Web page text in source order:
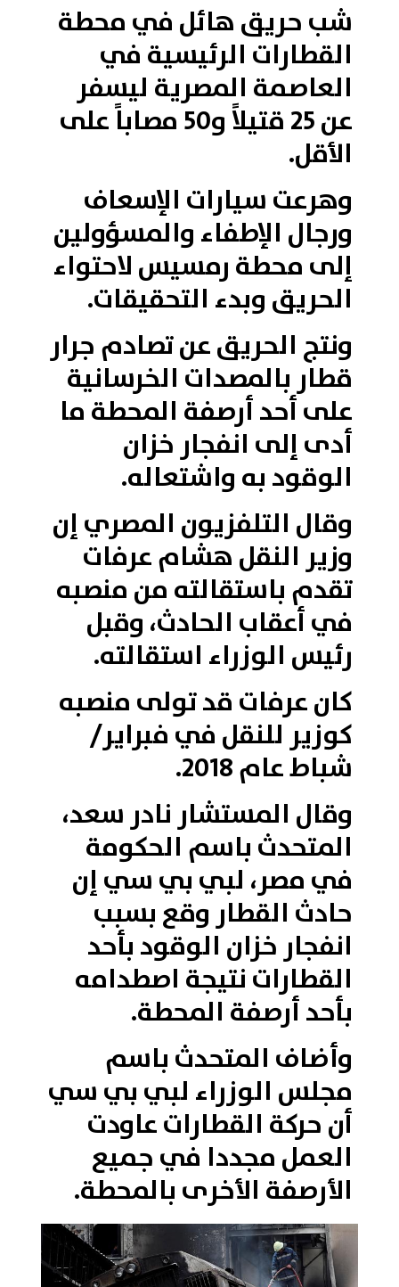
شب حريق هائل في محطة
القطارات الرئيسية في
العاصمة المصرية ليسفر
عن 25 قتيلاً و50 مصاباً على
الأقل.
وهرعت سيارات الإسعاف
ورجال الإطفاء والمسؤولين
إلى محطة رمسيس لاحتواء
الحريق وبدء التحقيقات.
ونتج الحريق عن تصادم جرار
قطار بالمصدات الخرسانية
على أحد أرصفة المحطة ما
أدى إلى انفجار خزان
الوقود به واشتعاله.
وقال التلفزيون المصري إن
وزير النقل هشام عرفات
تقدم باستقالته من منصبه
في أعقاب الحادث، وقبل
رئيس الوزراء استقالته.
كان عرفات قد تولى منصبه
كوزير للنقل في فبراير/
شباط عام 2018.
وقال المستشار نادر سعد،
المتحدث باسم الحكومة
في مصر، لبي بي سي إن
حادث القطار وقع بسبب
انفجار خزان الوقود بأحد
القطارات نتيجة اصطدامه
بأحد أرصفة المحطة.
وأضاف المتحدث باسم
مجلس الوزراء لبي بي سي
أن حركة القطارات عاودت
العمل مجددا في جميع
الأرصفة الأخرى بالمحطة.